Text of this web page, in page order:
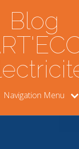
Blog
Navigation Menu